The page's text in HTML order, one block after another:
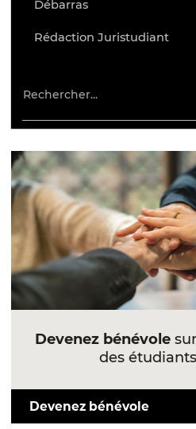
Débarras
Rédaction Juristudiant
Devenez bénévole
des
Devenez bénévole